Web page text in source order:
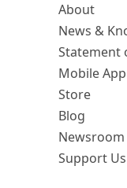
About
News &
Statement
Mobile App
Store
Blog
Newsroom
Support Us